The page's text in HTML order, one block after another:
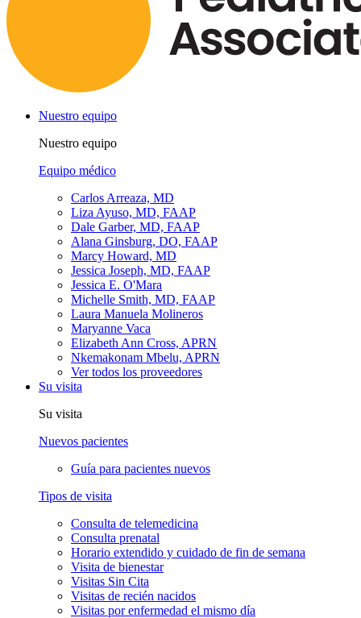
Nuestro equipo
Nuestro equipo
Equipo médico
Carlos Arreaza, MD
Liza Ayuso, MD, FAAP
Dale Garber, MD, FAAP
Alana Ginsburg, DO, FAAP
Marcy Howard, MD
Jessica Joseph, MD, FAAP
Jessica E. O'Mara
Michelle Smith, MD, FAAP
Laura Manuela Molineros
Maryanne Vaca
Elizabeth Ann Cross, APRN
Nkemakonam Mbelu, APRN
Ver todos los proveedores
Su visita
Su visita
Nuevos pacientes
Guía para pacientes nuevos
Tipos de visita
Consulta de telemedicina
Consulta prenatal
Horario extendido y cuidado de fin de semana
Visita de bienestar
Visitas Sin Cita
Visitas de recién nacidos
Visitas por enfermedad el mismo día